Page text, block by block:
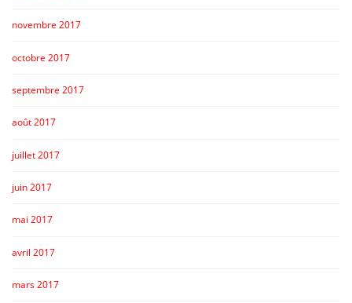
novembre 2017
octobre 2017
septembre 2017
août 2017
juillet 2017
juin 2017
mai 2017
avril 2017
mars 2017